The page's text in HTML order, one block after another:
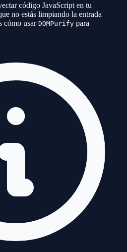
código JavaScript en tu
no estás limpiando la entrada
cómo usar DOMPurify para